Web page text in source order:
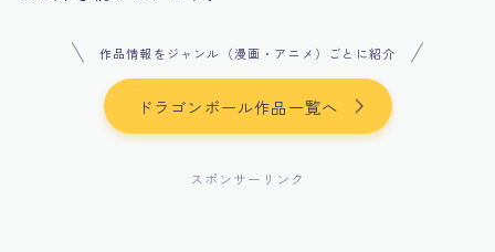
作品情報をジャンル（漫画・アニメ）ごとに紹介
ドラゴンボール作品一覧へ
スポンサーリンク